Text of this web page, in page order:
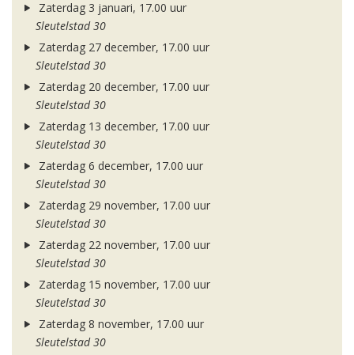
Zaterdag 3 januari, 17.00 uur
Sleutelstad 30
Zaterdag 27 december, 17.00 uur
Sleutelstad 30
Zaterdag 20 december, 17.00 uur
Sleutelstad 30
Zaterdag 13 december, 17.00 uur
Sleutelstad 30
Zaterdag 6 december, 17.00 uur
Sleutelstad 30
Zaterdag 29 november, 17.00 uur
Sleutelstad 30
Zaterdag 22 november, 17.00 uur
Sleutelstad 30
Zaterdag 15 november, 17.00 uur
Sleutelstad 30
Zaterdag 8 november, 17.00 uur
Sleutelstad 30